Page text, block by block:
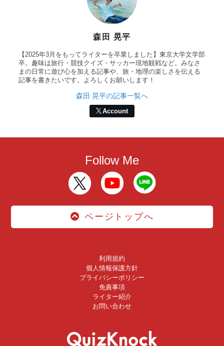
森田 晃平
【2025年3月をもってライターを卒業しました】東京大学文学部
卒。趣味は旅行・競技クイズ・サッカー現地観戦など。みなさ
まの日常に遊び心を加える記事や、旅・地理の楽しさを伝える
記事を書きたいです。よろしくお願いします！
森田 晃平の記事一覧へ
Account
Follow Me
ページトップへ
利用規約
個人情報保護方針
プライバシーポリシー
免責事項
ライター紹介
お問い合わせ